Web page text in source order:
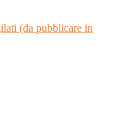
(da pubblicare in